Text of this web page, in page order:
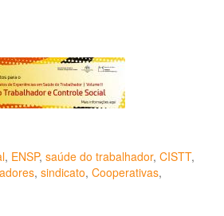
, ENSP, saúde do trabalhador, CISTT,
, sindicato, Cooperativas,